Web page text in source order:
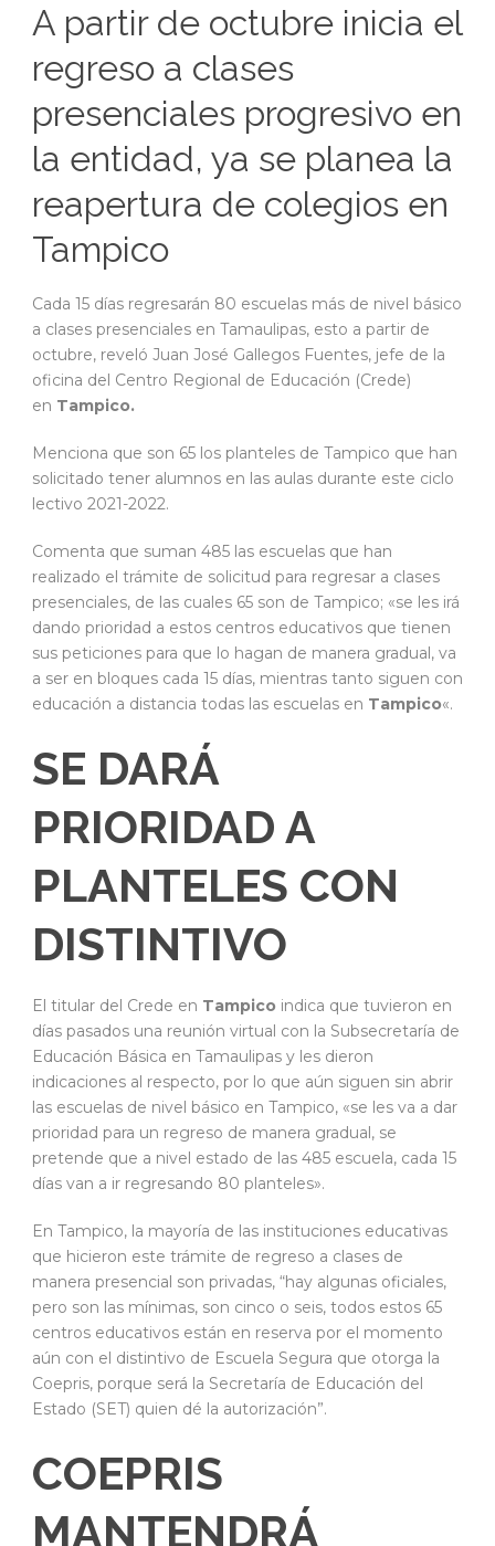
A partir de octubre inicia el
regreso a clases
presenciales progresivo en
la entidad, ya se planea la
reapertura de colegios en
Tampico
Cada 15 días regresarán 80 escuelas más de nivel básico
a clases presenciales en Tamaulipas, esto a partir de
octubre, reveló Juan José Gallegos Fuentes, jefe de la
oficina del Centro Regional de Educación (Crede)
en Tampico.
Menciona que son 65 los planteles de Tampico que han
solicitado tener alumnos en las aulas durante este ciclo
lectivo 2021-2022.
Comenta que suman 485 las escuelas que han
realizado el trámite de solicitud para regresar a clases
presenciales, de las cuales 65 son de Tampico; «se les irá
dando prioridad a estos centros educativos que tienen
sus peticiones para que lo hagan de manera gradual, va
a ser en bloques cada 15 días, mientras tanto siguen con
educación a distancia todas las escuelas en Tampico«.
SE DARÁ
PRIORIDAD A
PLANTELES CON
DISTINTIVO
El titular del Crede en Tampico indica que tuvieron en
días pasados una reunión virtual con la Subsecretaría de
Educación Básica en Tamaulipas y les dieron
indicaciones al respecto, por lo que aún siguen sin abrir
las escuelas de nivel básico en Tampico, «se les va a dar
prioridad para un regreso de manera gradual, se
pretende que a nivel estado de las 485 escuela, cada 15
días van a ir regresando 80 planteles».
En Tampico, la mayoría de las instituciones educativas
que hicieron este trámite de regreso a clases de
manera presencial son privadas, “hay algunas oficiales,
pero son las mínimas, son cinco o seis, todos estos 65
centros educativos están en reserva por el momento
aún con el distintivo de Escuela Segura que otorga la
Coepris, porque será la Secretaría de Educación del
Estado (SET) quien dé la autorización”.
COEPRIS
MANTENDRÁ